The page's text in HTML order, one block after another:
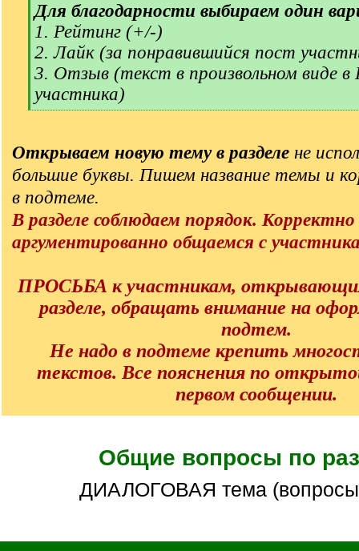
Для благодарности выбираем один
1. Рейтинг (+/-)
2. Лайк (за понравившийся пост
3. Отзыв (текст в произвольном виде
участника)
[
]
Открываем новую тему в разделе не
большие буквы. Пишем название темы и
в подтеме.
В разделе соблюдаем порядок.
аргументированно общаемся с
ПРОСЬБА к участникам,
разделе, обращать внимание на
подтем.
Не надо в подтеме крепить
текстов. Все пояснения по
первом сообщении.
Общие вопросы по
ДИАЛОГОВАЯ тема